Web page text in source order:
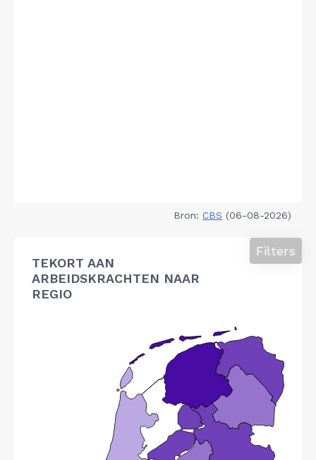
Bron: CBS (06-08-2026)
TEKORT AAN
ARBEIDSKRACHTEN NAAR
REGIO
Filters